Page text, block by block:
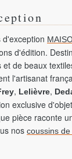
d'exception
d'édition.
de beaux
l'artisanat
, Lelièvre,
exclusive
pièce raconte
nos coussins de